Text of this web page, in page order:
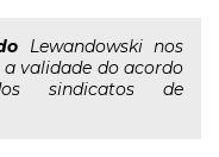
Lewandowski nos
validade do acordo
sindicatos de